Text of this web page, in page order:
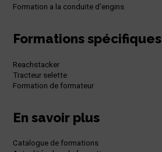
Formation a la conduite d'engins
Formations spécifiques
Reachstacker
Tracteur selette
Formation de formateur
En savoir plus
Catalogue de formations